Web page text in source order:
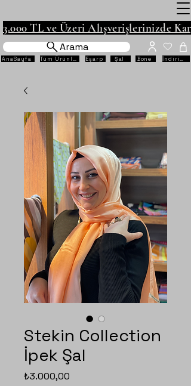
AnaSayfa Tüm Ürünler Eşarp Şal Bone
Arama
3.000 TL ve Üzeri Alışverişlerinizde
İndirimli
Stekin Collection
İpek Şal
₺3.000,00